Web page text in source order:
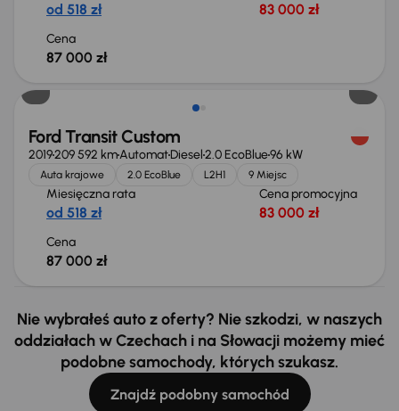
od 518 zł 83 000 zł
Cena
87 000 zł
Ford Transit Custom
2019209 592 kmAutomatDiesel2.0 EcoBlue96 kW
Auta krajowe 2.0 EcoBlue L2H1 9 Miejsc
Miesięczna rata
od 518 zł
Cena promocyjna
83 000 zł
Cena
87 000 zł
Nie wybrałeś auto z oferty? Nie szkodzi, w naszych
oddziałach w Czechach i na Słowacji możemy mieć
podobne samochody, których szukasz.
Znajdź podobny samochód